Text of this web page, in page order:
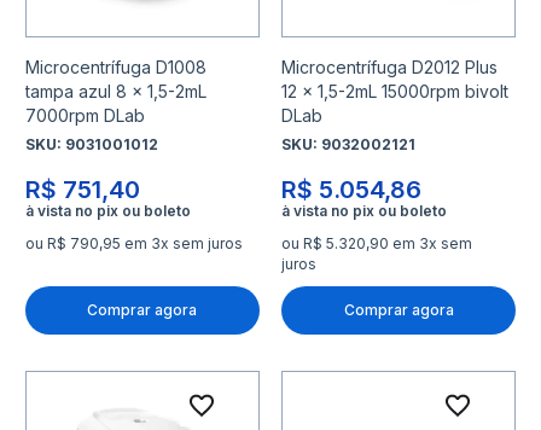
Microcentrífuga D1008
tampa azul 8 x 1,5-2mL
7000rpm DLab
SKU: 9031001012
R$ 751,40
ou R$ 790,95 em 3x sem juros
Comprar agora
Microcentrífuga D2012 Plus
12 x 1,5-2mL 15000rpm bivolt
DLab
SKU: 9032002121
R$ 5.054,86
ou R$ 5.320,90 em 3x sem
juros
Comprar agora